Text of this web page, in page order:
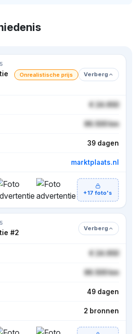
Onrealistische prijs Verberg
€ 24.950
86.500 km
39 dagen
marktplaats.nl
+17 foto's
#2 Verberg
€ 24.950
86.500 km
49 dagen
2 bronnen